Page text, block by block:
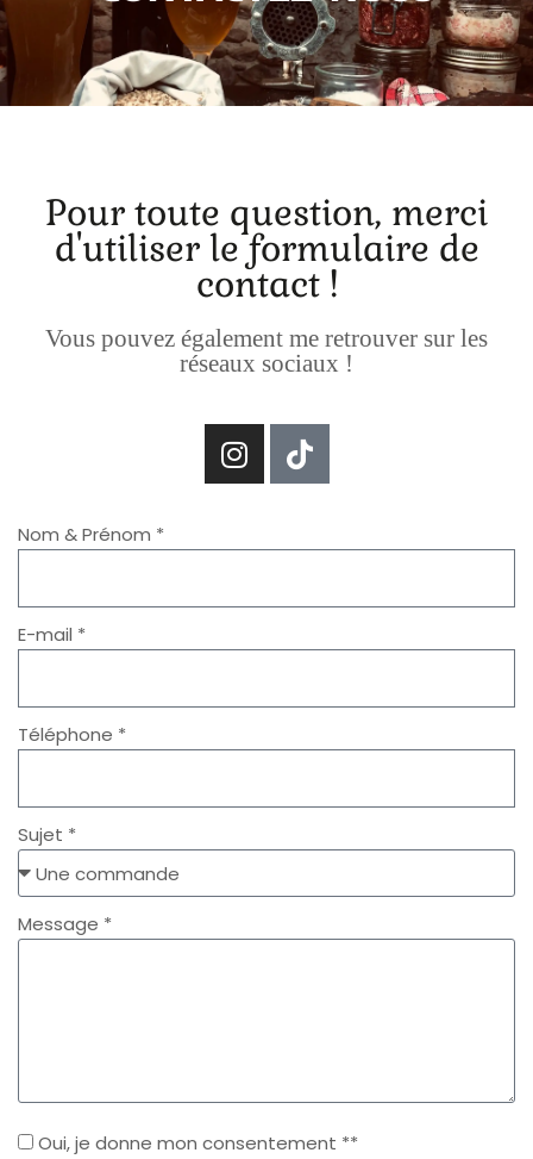
Pour toute question, merci
d'utiliser le formulaire de
contact !
Vous pouvez également me retrouver sur les
réseaux sociaux !
Nom & Prénom *
E-mail *
Téléphone *
Sujet *
Message *
Oui, je donne mon consentement **
Sign up
Already have an account?Sign in